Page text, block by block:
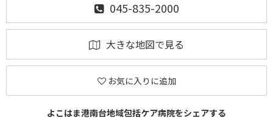
045-835-2000
大きな地図で見る
お気に入りに追加
よこはま港南台地域包括ケア病院をシェアする